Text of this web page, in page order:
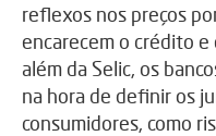
reflexos nos preços
encarecem o crédito e
além da Selic, os
na hora de definir os
consumidores, como